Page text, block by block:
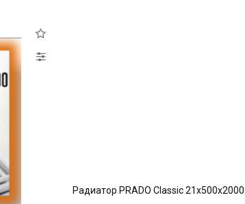
Радиатор PRADO Classic 21х500х2000